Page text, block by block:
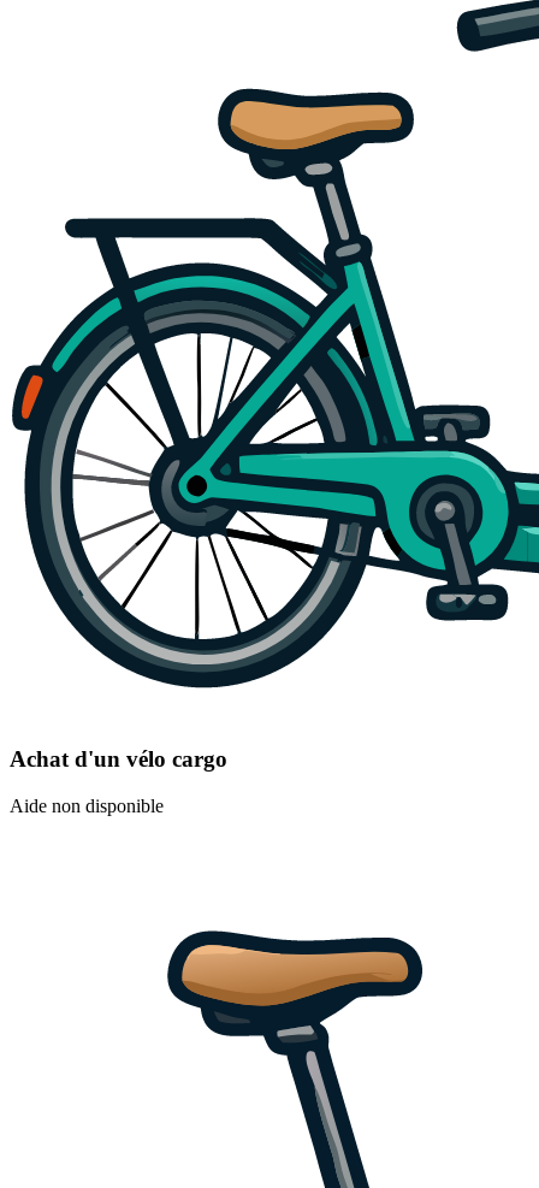
Achat d'un vélo cargo
Aide non disponible